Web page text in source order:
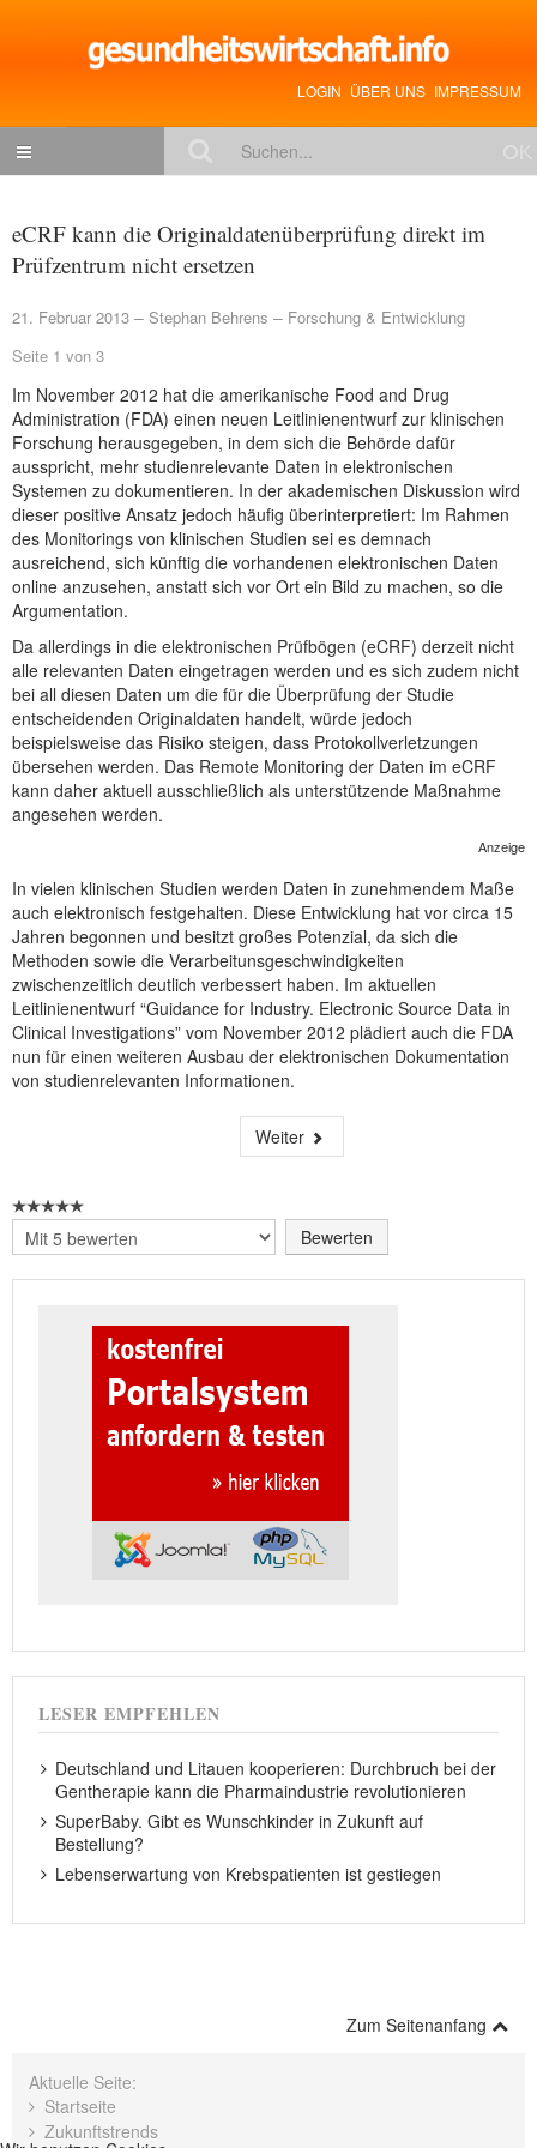
LOGIN ÜBER UNS IMPRESSUM
Gesundheitspolitik
Gesundheit
Jobs & Karriere
Mitglieder-Beiträge
NEUER BEITRAG
eCRF kann die Originaldatenüberprüfung direkt im
Prüfzentrum nicht ersetzen
21. Februar 2013 Stephan Behrens
Forschung & Entwicklung
Seite 1 von 3
Im November 2012 hat die amerikanische Food and Drug
Administration (FDA) einen neuen Leitlinienentwurf zur klinischen
Forschung herausgegeben, in dem sich die Behörde dafür
ausspricht, mehr studienrelevante Daten in elektronischen
Systemen zu dokumentieren. In der akademischen Diskussion wird
dieser positive Ansatz jedoch häufig überinterpretiert: Im Rahmen
des Monitorings von klinischen Studien sei es demnach
ausreichend, sich künftig die vorhandenen elektronischen Daten
online anzusehen, anstatt sich vor Ort ein Bild zu machen, so die
Argumentation.
Da allerdings in die elektronischen Prüfbögen (eCRF) derzeit nicht
alle relevanten Daten eingetragen werden und es sich zudem nicht
bei all diesen Daten um die für die Überprüfung der Studie
entscheidenden Originaldaten handelt, würde jedoch
beispielsweise das Risiko steigen, dass Protokollverletzungen
übersehen werden. Das Remote Monitoring der Daten im eCRF
kann daher aktuell ausschließlich als unterstützende Maßnahme
angesehen werden.
Anzeige
In vielen klinischen Studien werden Daten in zunehmendem Maße
auch elektronisch festgehalten. Diese Entwicklung hat vor circa 15
Jahren begonnen und besitzt großes Potenzial, da sich die
Methoden sowie die Verarbeitunsgeschwindigkeiten
zwischenzeitlich deutlich verbessert haben. Im aktuellen
Leitlinienentwurf “Guidance for Industry. Electronic Source Data in
Clinical Investigations” vom November 2012 plädiert auch die FDA
nun für einen weiteren Ausbau der elektronischen Dokumentation
von studienrelevanten Informationen.
Weiter
Bitte
bewerten
LESER EMPFEHLEN
Deutschland und Litauen kooperieren: Durchbruch bei der
Gentherapie kann die Pharmaindustrie revolutionieren
SuperBaby. Gibt es Wunschkinder in Zukunft auf
Bestellung?
Lebenserwartung von Krebspatienten ist gestiegen
Zum Seitenanfang
Aktuelle Seite:
Startseite
Zukunftstrends